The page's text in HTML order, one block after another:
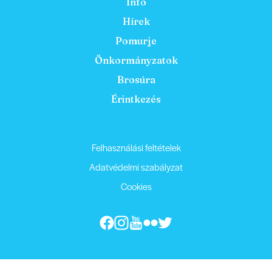
Hírek
Pomurje
Önkormányzatok
Brosúra
Érintkezés
Felhasználási feltételek
Adatvédelmi szabályzat
Cookies